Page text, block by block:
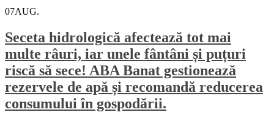
07AUG.
Seceta hidrologică afectează tot mai
multe râuri, iar unele fântâni și puțuri
riscă să sece! ABA Banat gestionează
rezervele de apă și recomandă reducerea
consumului în gospodării.